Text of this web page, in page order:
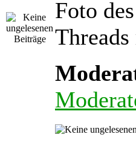
Foto